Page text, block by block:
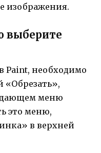
изображения.
Paint, необходимо
«Обрезать»,
меню
это меню,
в верхней